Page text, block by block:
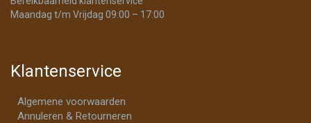
Maandag t/m Vrijdag 09:00 – 17:00
Klantenservice
Algemene voorwaarden
Annuleren & Retourneren